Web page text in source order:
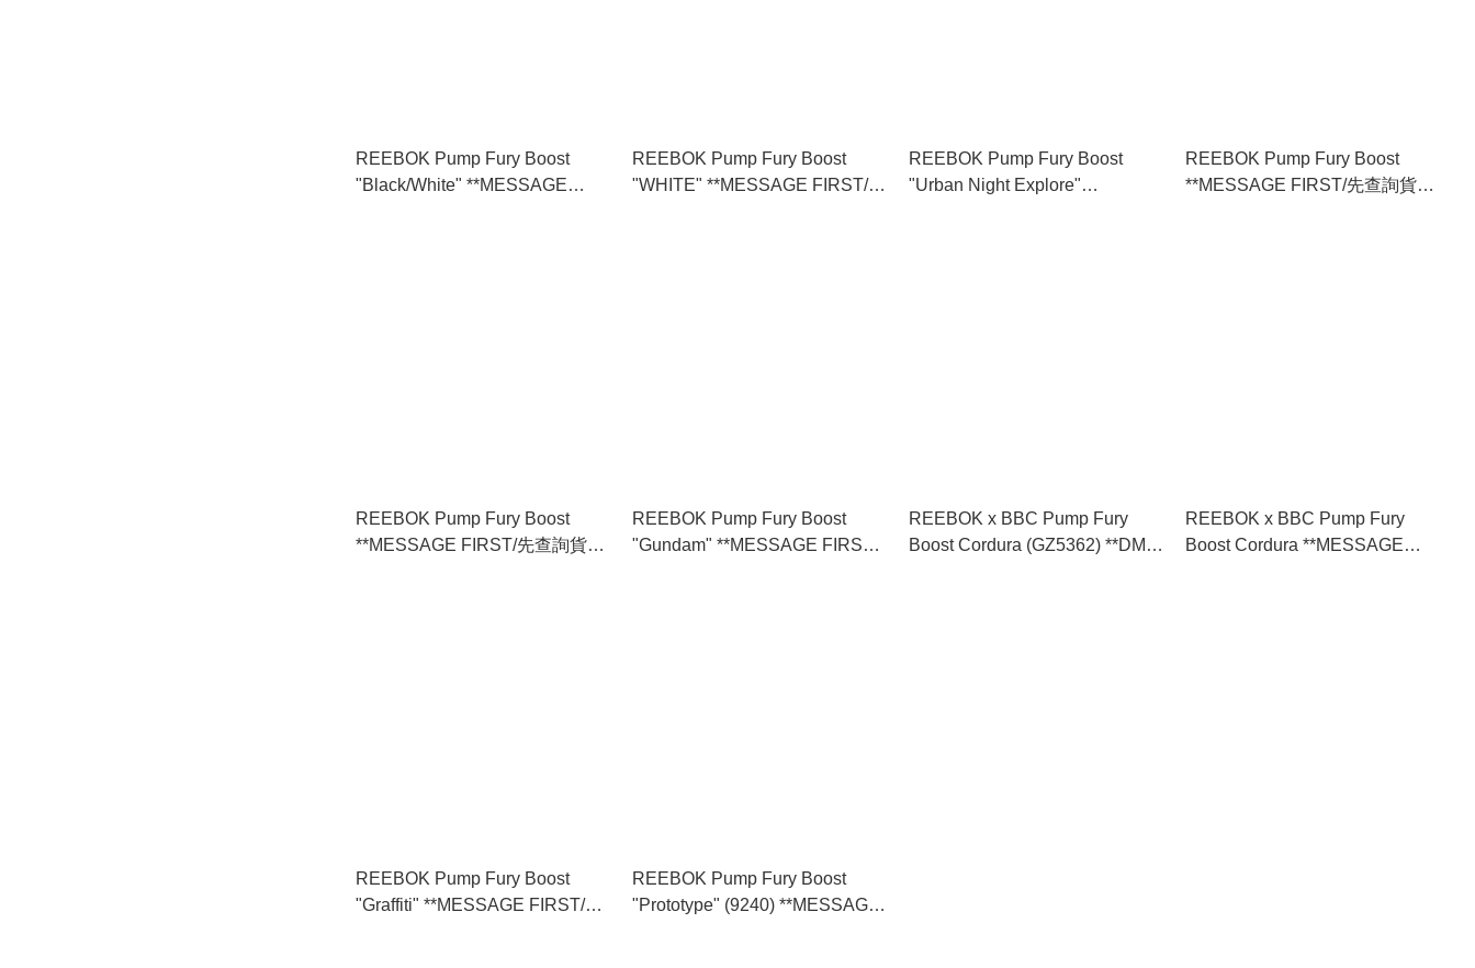
REEBOK Pump Fury Boost
"Black/White" **MESSAGE
REEBOK Pump Fury Boost
"WHITE" **MESSAGE FIRST/先
REEBOK Pump Fury Boost
"Urban Night Explore"
REEBOK Pump Fury Boost
**MESSAGE FIRST/先查詢貨存
REEBOK Pump Fury Boost
**MESSAGE FIRST/先查詢貨存
REEBOK Pump Fury Boost
"Gundam" **MESSAGE FIRST/
REEBOK x BBC Pump Fury
Boost Cordura (GZ5362) **DM
REEBOK x BBC Pump Fury
Boost Cordura **MESSAGE
REEBOK Pump Fury Boost
"Graffiti" **MESSAGE FIRST/先
REEBOK Pump Fury Boost
"Prototype" (9240) **MESSAGE